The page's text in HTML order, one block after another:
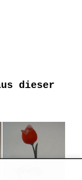
dieser